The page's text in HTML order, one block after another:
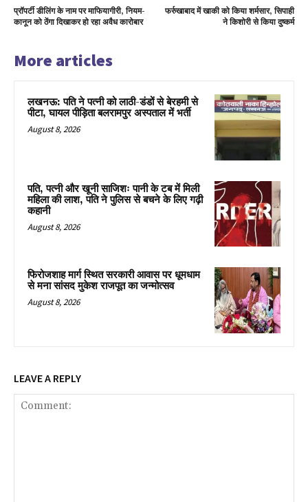
प्रॉपर्टी डीलिंग के नाम पर माफियागीरी, नियम-
कानून को ठेंगा दिखाकर हो रहा अवैध कारोबार
फर्रुखाबाद में खाकी को किया शर्मसार, सिपाही
ने किशोरी से किया दुष्कर्म
More articles
लखनऊ: पति ने पत्नी को लाठी-डंडों से बेरहमी से
पीटा, घायल पीड़िता बलरामपुर अस्पताल में भर्ती
August 8, 2026
पति, पत्नी और खूनी साजिशः पानी के टब में मिली
महिला की लाश, पति ने पुलिस से बचने के लिए गढ़ी
कहानी
August 8, 2026
फिरोजशाह मार्ग स्थित सरकारी आवास पर धूमधाम
से मना सांसद मुकेश राजपूत का जन्मोत्सव
August 8, 2026
LEAVE A REPLY